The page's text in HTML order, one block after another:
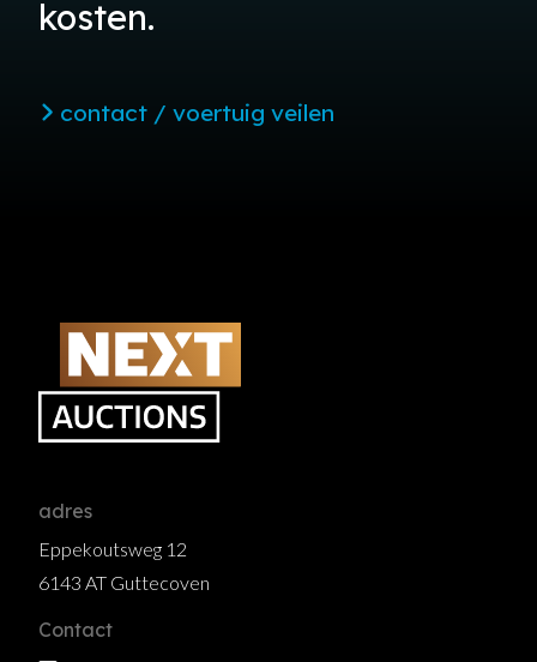
kosten.
contact / voertuig veilen
adres
Eppekoutsweg 12
6143 AT Guttecoven
Contact